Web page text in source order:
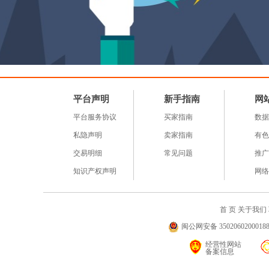
平台声明
平台服务协议
私隐声明
交易明细
知识产权声明
新手指南
买家指南
卖家指南
常见问题
网
数
有
推
网
首 页 关于我们
闽公网安备
经营性网站
备案信息